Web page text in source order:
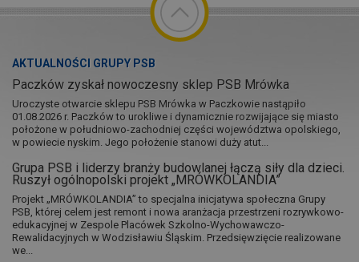
AKTUALNOŚCI GRUPY PSB
Paczków zyskał nowoczesny sklep PSB Mrówka
Uroczyste otwarcie sklepu PSB Mrówka w Paczkowie nastąpiło
01.08.2026 r. Paczków to urokliwe i dynamicznie rozwijające się miasto
położone w południowo-zachodniej części województwa opolskiego,
w powiecie nyskim. Jego położenie stanowi duży atut...
Grupa PSB i liderzy branży budowlanej łączą siły dla dzieci.
Ruszył ogólnopolski projekt „MRÓWKOLANDIA”
Projekt „MRÓWKOLANDIA” to specjalna inicjatywa społeczna Grupy
PSB, której celem jest remont i nowa aranżacja przestrzeni rozrywkowo-
edukacyjnej w Zespole Placówek Szkolno-Wychowawczo-
Rewalidacyjnych w Wodzisławiu Śląskim. Przedsięwzięcie realizowane
we...